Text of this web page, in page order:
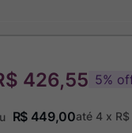
426,55 5%
R$ 449,00até 4x R$